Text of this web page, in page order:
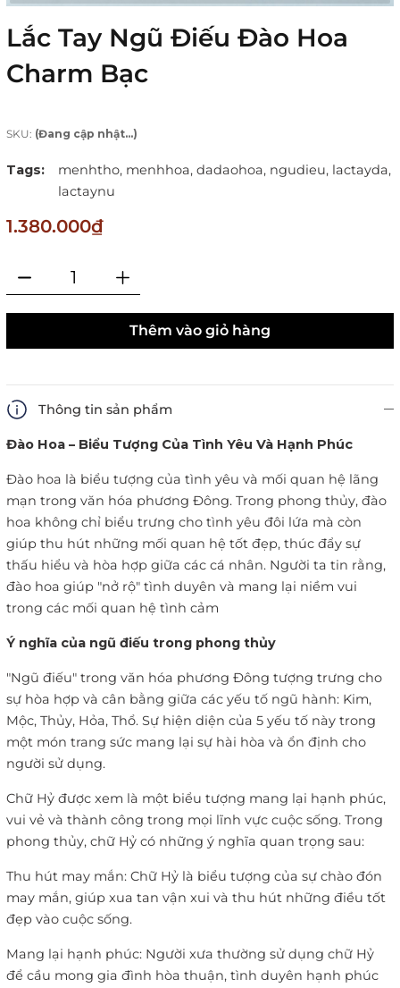
Lắc Tay Ngũ Điếu Đào Hoa
Charm Bạc
SKU: (Đang cập nhật...)
Tags: menhtho, menhhoa, dadaohoa, ngudieu, lactayda,
lactaynu
1.380.000₫
Thêm vào giỏ hàng
Thông tin sản phẩm
Đào Hoa – Biểu Tượng Của Tình Yêu Và Hạnh Phúc
Đào hoa là biểu tượng của tình yêu và mối quan hệ lãng
mạn trong văn hóa phương Đông. Trong phong thủy, đào
hoa không chỉ biểu trưng cho tình yêu đôi lứa mà còn
giúp thu hút những mối quan hệ tốt đẹp, thúc đẩy sự
thấu hiểu và hòa hợp giữa các cá nhân. Người ta tin rằng,
đào hoa giúp "nở rộ" tình duyên và mang lại niềm vui
trong các mối quan hệ tình cảm
Ý nghĩa của ngũ điếu trong phong thủy
"Ngũ điếu" trong văn hóa phương Đông tượng trưng cho
sự hòa hợp và cân bằng giữa các yếu tố ngũ hành: Kim,
Mộc, Thủy, Hỏa, Thổ. Sự hiện diện của 5 yếu tố này trong
một món trang sức mang lại sự hài hòa và ổn định cho
người sử dụng.
Chữ Hỷ được xem là một biểu tượng mang lại hạnh phúc,
vui vẻ và thành công trong mọi lĩnh vực cuộc sống. Trong
phong thủy, chữ Hỷ có những ý nghĩa quan trọng sau:
Thu hút may mắn: Chữ Hỷ là biểu tượng của sự chào đón
may mắn, giúp xua tan vận xui và thu hút những điều tốt
đẹp vào cuộc sống.
Mang lại hạnh phúc: Người xưa thường sử dụng chữ Hỷ
để cầu mong gia đình hòa thuận, tình duyên hạnh phúc